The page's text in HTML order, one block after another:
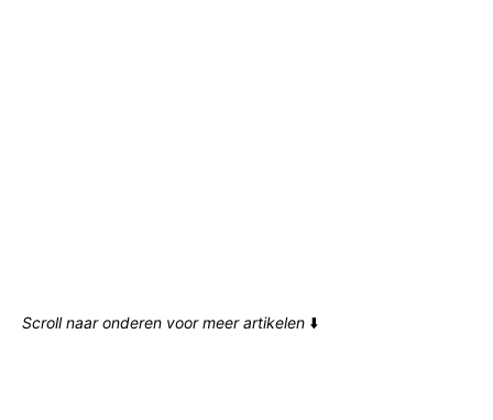
Scroll naar onderen voor meer artikelen ⬇️